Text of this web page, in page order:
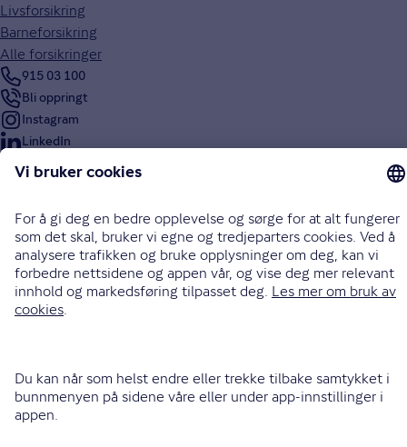
Livsforsikring
Barneforsikring
Alle forsikringer
915 03 100
Bli oppringt
Instagram
LinkedIn
Facebook
Endre cookieinnstillinger
Informasjonskapsler (cookies)
Personvern og sikkerhet
Vilkår for bruk av nettsidene
Tilgjengelighetserklæring
Sammenlign prisene våre med andre selskaper på